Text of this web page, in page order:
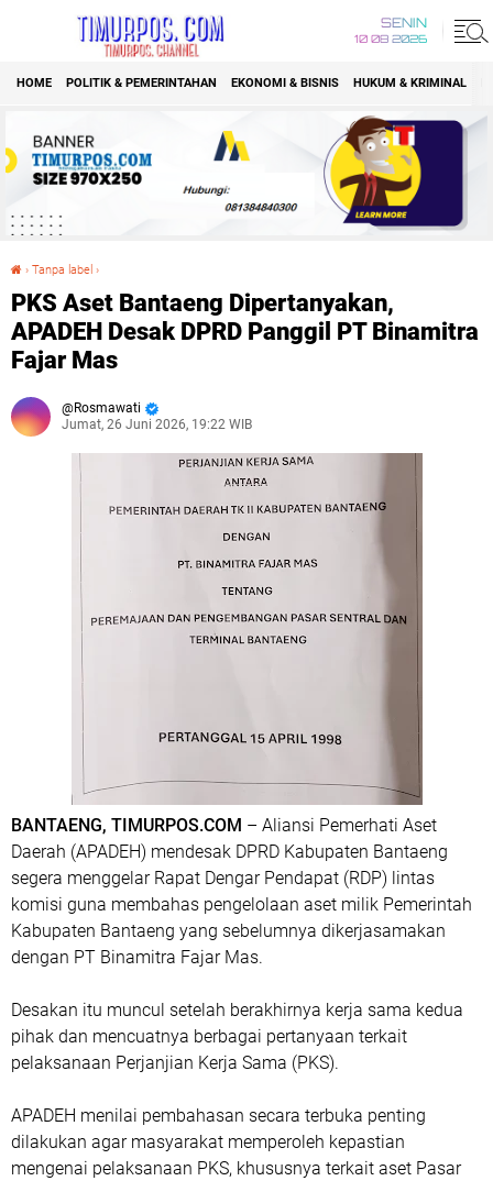
SENIN
10 08 2026
HOME POLITIK & PEMERINTAHAN EKONOMI & BISNIS HUKUM & KRIMINAL
› Tanpa label ›
PKS Aset Bantaeng Dipertanyakan,
APADEH Desak DPRD Panggil PT Binamitra
Fajar Mas
Rosmawati
Jumat, 26 Juni 2026, 19:22 WIB
BANTAENG, TIMURPOS.COM – Aliansi Pemerhati Aset
Daerah (APADEH) mendesak DPRD Kabupaten Bantaeng
segera menggelar Rapat Dengar Pendapat (RDP) lintas
komisi guna membahas pengelolaan aset milik Pemerintah
Kabupaten Bantaeng yang sebelumnya dikerjasamakan
dengan PT Binamitra Fajar Mas.
Desakan itu muncul setelah berakhirnya kerja sama kedua
pihak dan mencuatnya berbagai pertanyaan terkait
pelaksanaan Perjanjian Kerja Sama (PKS).
APADEH menilai pembahasan secara terbuka penting
dilakukan agar masyarakat memperoleh kepastian
mengenai pelaksanaan PKS, khususnya terkait aset Pasar